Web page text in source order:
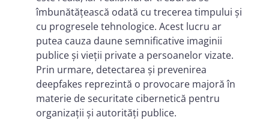
îmbunătățească odată cu trecerea timpului și
cu progresele tehnologice. Acest lucru ar
putea cauza daune semnificative imaginii
publice și vieții private a persoanelor vizate.
Prin urmare, detectarea și prevenirea
deepfakes reprezintă o provocare majoră în
materie de securitate cibernetică pentru
organizații și autorități publice.